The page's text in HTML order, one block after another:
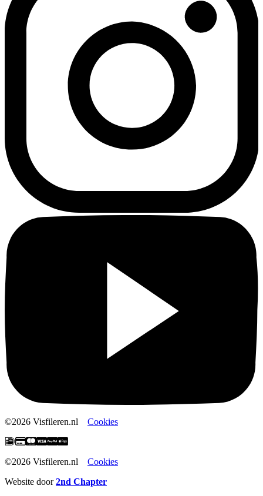
©2026 Visfileren.nl Cookies
©2026 Visfileren.nl Cookies
Website door2nd Chapter